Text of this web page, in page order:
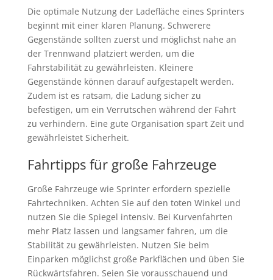
Die optimale Nutzung der Ladefläche eines Sprinters
beginnt mit einer klaren Planung. Schwerere
Gegenstände sollten zuerst und möglichst nahe an
der Trennwand platziert werden, um die
Fahrstabilität zu gewährleisten. Kleinere
Gegenstände können darauf aufgestapelt werden.
Zudem ist es ratsam, die Ladung sicher zu
befestigen, um ein Verrutschen während der Fahrt
zu verhindern. Eine gute Organisation spart Zeit und
gewährleistet Sicherheit.
Fahrtipps für große Fahrzeuge
Große Fahrzeuge wie Sprinter erfordern spezielle
Fahrtechniken. Achten Sie auf den toten Winkel und
nutzen Sie die Spiegel intensiv. Bei Kurvenfahrten
mehr Platz lassen und langsamer fahren, um die
Stabilität zu gewährleisten. Nutzen Sie beim
Einparken möglichst große Parkflächen und üben Sie
Rückwärtsfahren. Seien Sie vorausschauend und